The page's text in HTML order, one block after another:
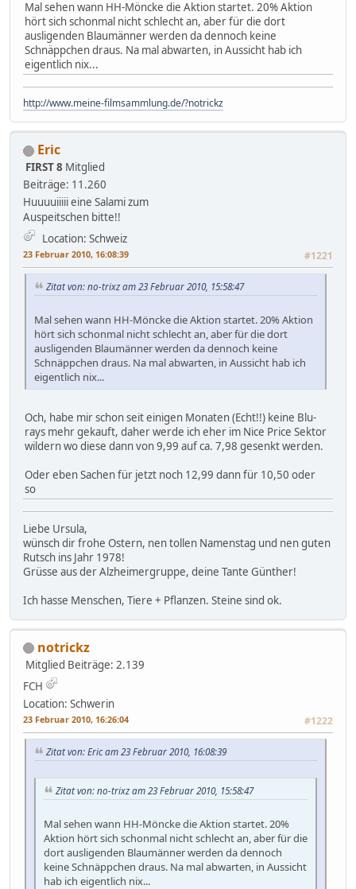
Mal sehen wann HH-Möncke die Aktion startet. 20% Aktion
hört sich schonmal nicht schlecht an, aber für die dort
ausligenden Blaumänner werden da dennoch keine
Schnäppchen draus. Na mal abwarten, in Aussicht hab ich
eigentlich nix...
http://www.meine-filmsammlung.de/?notrickz
Eric
FIRST 8 Mitglied
Beiträge: 11.260
Huuuuiiiii eine Salami zum
Auspeitschen bitte!!
Location: Schweiz
23 Februar 2010, 16:08:39 #1221
Zitat von: no-trixz am 23 Februar 2010, 15:58:47
Mal sehen wann HH-Möncke die Aktion startet. 20% Aktion
hört sich schonmal nicht schlecht an, aber für die dort
ausligenden Blaumänner werden da dennoch keine
Schnäppchen draus. Na mal abwarten, in Aussicht hab ich
eigentlich nix...
Och, habe mir schon seit einigen Monaten (Echt!!) keine Blu-
rays mehr gekauft, daher werde ich eher im Nice Price Sektor
wildern wo diese dann von 9,99 auf ca. 7,98 gesenkt werden.
Oder eben Sachen für jetzt noch 12,99 dann für 10,50 oder
so
Liebe Ursula,
wünsch dir frohe Ostern, nen tollen Namenstag und nen guten
Rutsch ins Jahr 1978!
Grüsse aus der Alzheimergruppe, deine Tante Günther!
Ich hasse Menschen, Tiere + Pflanzen. Steine sind ok.
notrickz
Mitglied Beiträge: 2.139
FCH
Location: Schwerin
23 Februar 2010, 16:26:04 #1222
Zitat von: Eric am 23 Februar 2010, 16:08:39
Zitat von: no-trixz am 23 Februar 2010, 15:58:47
Mal sehen wann HH-Möncke die Aktion startet. 20%
Aktion hört sich schonmal nicht schlecht an, aber für die
dort ausligenden Blaumänner werden da dennoch
keine Schnäppchen draus. Na mal abwarten, in Aussicht
hab ich eigentlich nix...